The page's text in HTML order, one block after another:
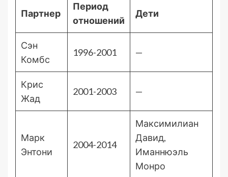
Партнер
Период
отношений
Дети
Сэн
Комбс
1996-2001 —
Крис
Жад
2001-2003 —
Марк
Энтони
2004-2014
Максимилиан
Давид,
Иманнюэль
Монро